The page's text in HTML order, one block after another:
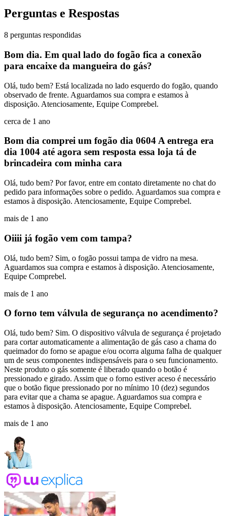
Perguntas e Respostas
8 perguntas respondidas
Bom dia. Em qual lado do fogão fica a conexão
para encaixe da mangueira do gás?
Olá, tudo bem? Está localizada no lado esquerdo do fogão, quando
observado de frente. Aguardamos sua compra e estamos à
disposição. Atenciosamente, Equipe Comprebel.
cerca de 1 ano
Bom dia comprei um fogão dia 0604 A entrega era
dia 1004 até agora sem resposta essa loja tá de
brincadeira com minha cara
Olá, tudo bem? Por favor, entre em contato diretamente no chat do
pedido para informações sobre o pedido. Aguardamos sua compra e
estamos à disposição. Atenciosamente, Equipe Comprebel.
mais de 1 ano
Oiiii já fogão vem com tampa?
Olá, tudo bem? Sim, o fogão possui tampa de vidro na mesa.
Aguardamos sua compra e estamos à disposição. Atenciosamente,
Equipe Comprebel.
mais de 1 ano
O forno tem válvula de segurança no acendimento?
Olá, tudo bem? Sim. O dispositivo válvula de segurança é projetado
para cortar automaticamente a alimentação de gás caso a chama do
queimador do forno se apague e/ou ocorra alguma falha de qualquer
um de seus componentes indispensáveis para o seu funcionamento.
Neste produto o gás somente é liberado quando o botão é
pressionado e girado. Assim que o forno estiver aceso é necessário
que o botão fique pressionado por no mínimo 10 (dez) segundos
para evitar que a chama se apague. Aguardamos sua compra e
estamos à disposição. Atenciosamente, Equipe Comprebel.
mais de 1 ano